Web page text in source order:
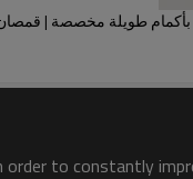
طويلة مخصصة |
order to constantly